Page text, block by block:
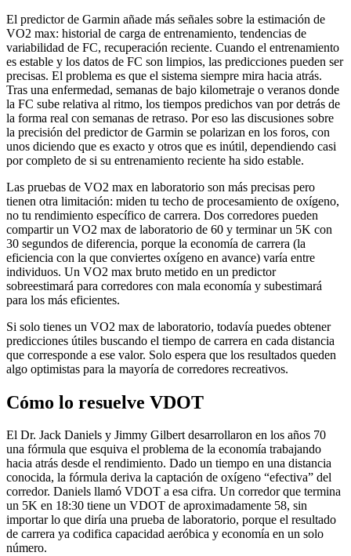
El predictor de Garmin añade más señales sobre la estimación de
VO2 max: historial de carga de entrenamiento, tendencias de
variabilidad de FC, recuperación reciente. Cuando el entrenamiento
es estable y los datos de FC son limpios, las predicciones pueden ser
precisas. El problema es que el sistema siempre mira hacia atrás.
Tras una enfermedad, semanas de bajo kilometraje o veranos donde
la FC sube relativa al ritmo, los tiempos predichos van por detrás de
la forma real con semanas de retraso. Por eso las discusiones sobre
la precisión del predictor de Garmin se polarizan en los foros, con
unos diciendo que es exacto y otros que es inútil, dependiendo casi
por completo de si su entrenamiento reciente ha sido estable.
Las pruebas de VO2 max en laboratorio son más precisas pero
tienen otra limitación: miden tu techo de procesamiento de oxígeno,
no tu rendimiento específico de carrera. Dos corredores pueden
compartir un VO2 max de laboratorio de 60 y terminar un 5K con
30 segundos de diferencia, porque la economía de carrera (la
eficiencia con la que conviertes oxígeno en avance) varía entre
individuos. Un VO2 max bruto metido en un predictor
sobreestimará para corredores con mala economía y subestimará
para los más eficientes.
Si solo tienes un VO2 max de laboratorio, todavía puedes obtener
predicciones útiles buscando el tiempo de carrera en cada distancia
que corresponde a ese valor. Solo espera que los resultados queden
algo optimistas para la mayoría de corredores recreativos.
Cómo lo resuelve VDOT
El Dr. Jack Daniels y Jimmy Gilbert desarrollaron en los años 70
una fórmula que esquiva el problema de la economía trabajando
hacia atrás desde el rendimiento. Dado un tiempo en una distancia
conocida, la fórmula deriva la captación de oxígeno “efectiva” del
corredor. Daniels llamó VDOT a esa cifra. Un corredor que termina
un 5K en 18:30 tiene un VDOT de aproximadamente 58, sin
importar lo que diría una prueba de laboratorio, porque el resultado
de carrera ya codifica capacidad aeróbica y economía en un solo
número.